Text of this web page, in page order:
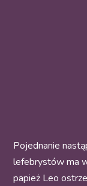
Pojednanie
lefebrystów ma
papież Leo